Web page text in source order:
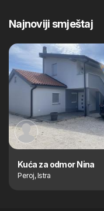
Najnoviji smještaj
Kuća za odmor Nina
Peroj, Istra